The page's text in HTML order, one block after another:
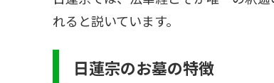
れると説いています。
日蓮宗のお墓の特徴